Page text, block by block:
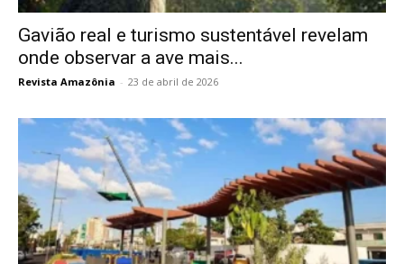
Gavião real e turismo sustentável revelam
onde observar a ave mais...
Revista Amazônia - 23 de abril de 2026